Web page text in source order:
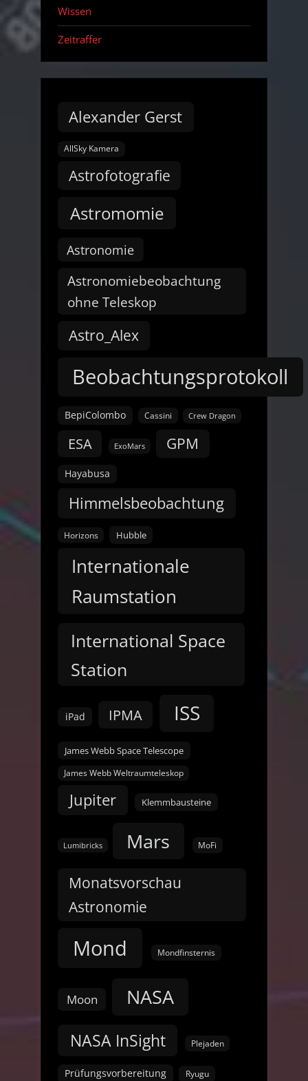
Wissen
Zeitraffer
Alexander Gerst
AllSky Kamera
Astrofotografie
Astromomie
Astronomie
Astronomiebeobachtung
ohne Teleskop
Astro_Alex
Beobachtungsprotokoll
BepiColombo Cassini Crew Dragon
ESA ExoMars GPM
Hayabusa
Himmelsbeobachtung
Horizons Hubble
Internationale
Raumstation
International Space
Station
iPad IPMA ISS
James Webb Space Telescope
James Webb Weltraumteleskop
Jupiter Klemmbausteine
Lumibricks Mars MoFi
Monatsvorschau
Astronomie
Mond Mondfinsternis
Moon NASA
NASA InSight Plejaden
Prüfungsvorbereitung Ryugu